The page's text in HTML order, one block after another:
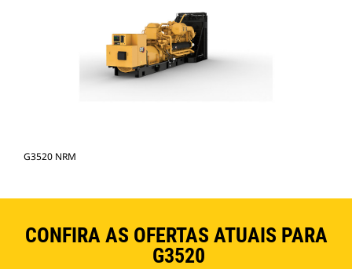
G3520 NRM
CONFIRA AS OFERTAS ATUAIS PARA
G3520